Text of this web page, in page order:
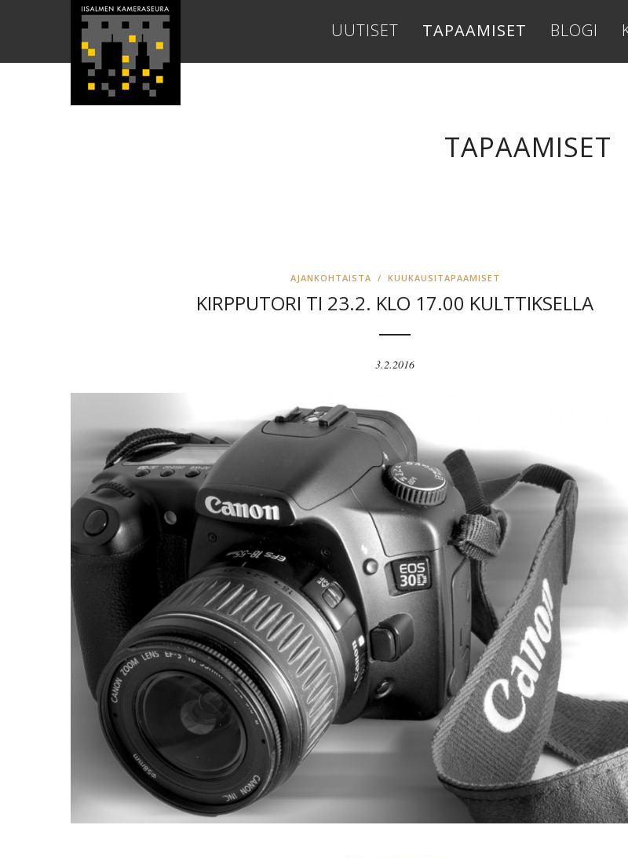
UUTISET TAPAAMISET BLOGI
TAPAAMISET
AJANKOHTAISTA / KUUKAUSITAPAAMISET
KIRPPUTORI TI 23.2. KLO 17.00 KULTTIKSELLA
3.2.2016